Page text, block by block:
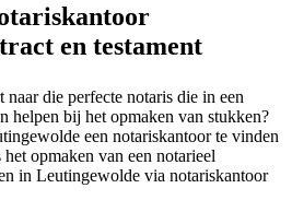
en testament
naar die perfecte notaris die in een
helpen bij het opmaken van stukken?
een notariskantoor te vinden
opmaken van een notarieel
in Leutingewolde via notariskantoor